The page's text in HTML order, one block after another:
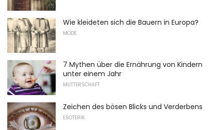
Wie kleideten sich die Bauern in Europa?
MODE
7 Mythen über die Ernährung von Kindern
unter einem Jahr
MUTTERSCHAFT
Zeichen des bösen Blicks und Verderbens
ESOTERIK